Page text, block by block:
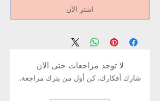
اشترِ الآن
لا توجد مراجعات حتى الآن
شارك أفكارك. كن أول من يترك مراجعة.